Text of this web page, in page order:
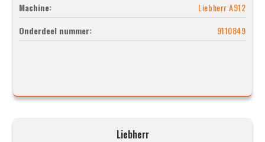
Machine:
Liebherr A912
Onderdeel nummer:
9110849
Liebherr